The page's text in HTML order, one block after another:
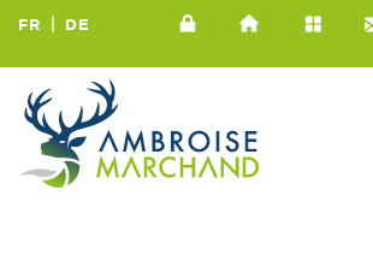
FR | DE